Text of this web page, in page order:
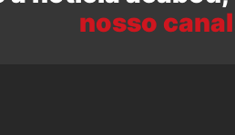
nosso canal